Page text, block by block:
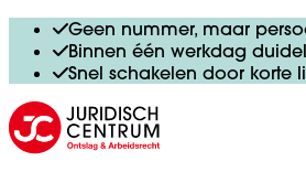
Geen nummer, maar
Binnen één werkdag
Snel schakelen door korte